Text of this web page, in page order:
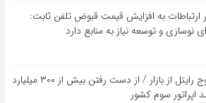
ارتباطات به افزایش قیمت قبوض تلفن ثابت:
نوسازی و توسعه نیاز به منابع دارد
احتمال خروج رایتل از بازار / از دست رفتن بیش از ۳۰۰ میلیارد
اپراتور سوم کشور